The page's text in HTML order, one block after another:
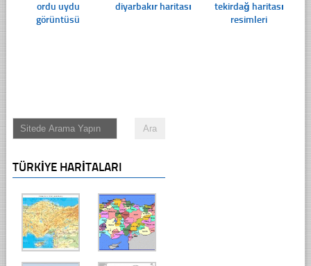
ordu uydu
görüntüsü
diyarbakır haritası
tekirdağ haritası
resimleri
TÜRKIYE HARITALARI